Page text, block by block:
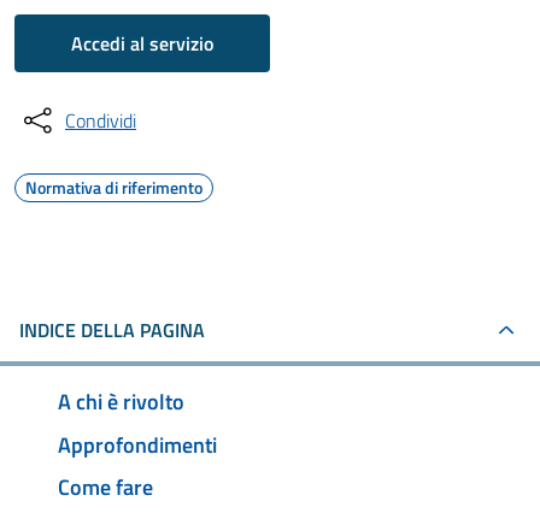
Accedi al servizio
Condividi
Normativa di riferimento
INDICE DELLA PAGINA
A chi è rivolto
Approfondimenti
Come fare